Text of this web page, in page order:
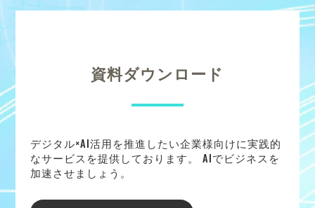
資料ダウンロード
デジタル×AI活用を推進したい企業様向けに実践的
なサービスを提供しております。 AIでビジネスを
加速させましょう。